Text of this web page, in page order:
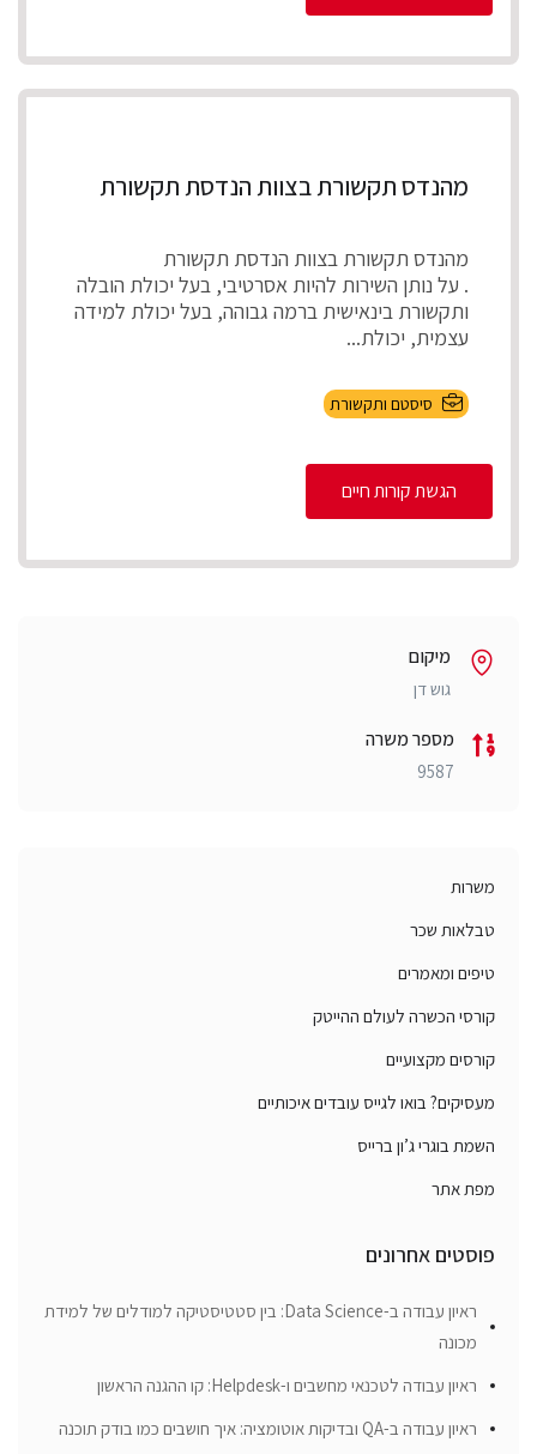
מהנדס תקשורת בצוות הנדסת תקשורת
מהנדס תקשורת בצוות הנדסת תקשורת
. על נותן השירות להיות אסרטיבי, בעל יכולת הובלה
ותקשורת בינאישית ברמה גבוהה, בעל יכולת למידה
עצמית, יכולת...
סיסטם ותקשורת
הגשת קורות חיים
מיקום
גוש דן
מספר משרה
9587
משרות
טבלאות שכר
טיפים ומאמרים
קורסי הכשרה לעולם ההייטק
קורסים מקצועיים
מעסיקים? בואו לגייס עובדים איכותיים
השמת בוגרי ג’ון ברייס
מפת אתר
פוסטים אחרונים
ראיון עבודה ב-Data Science: בין סטטיסטיקה למודלים של למידת
מכונה
ראיון עבודה לטכנאי מחשבים ו-Helpdesk: קו ההגנה הראשון
ראיון עבודה ב-QA ובדיקות אוטומציה: איך חושבים כמו בודק תוכנה